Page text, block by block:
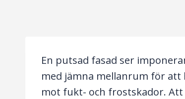
En putsad fasad ser
med jämna mellanrum för
mot fukt- och frostskador.